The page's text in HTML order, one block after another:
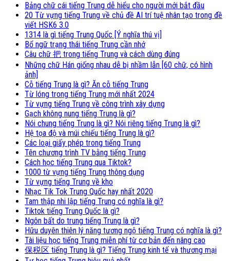
Bảng chữ cái tiếng Trung dễ hiểu cho người mới bắt đầu
20 Từ vựng tiếng Trung về chủ đề AI trí tuệ nhân tạo trong đề
viết HSK6 3.0
1314 là gì tiếng Trung Quốc [Ý nghĩa thú vị]
Bổ ngữ trạng thái tiếng Trung cần nhớ
Câu chữ 把 trong tiếng Trung và cách dùng đúng
Những chữ Hán giống nhau dễ bị nhầm lẫn [60 chữ, có hình
ảnh]
Cỗ tiếng Trung là gì? Ăn cỗ tiếng Trung
Từ lóng trong tiếng Trung mới nhất 2024
Từ vựng tiếng Trung về công trình xây dựng
Gạch không nung tiếng Trung là gì?
Nói chung tiếng Trung là gì? Nói riêng tiếng Trung là gì?
Hệ tọa độ và múi chiếu tiếng Trung là gì?
Các loại giấy phép trong tiếng Trung
Tên chương trình TV bằng tiếng Trung
Cách học tiếng Trung qua Tiktok?
1000 từ vựng tiếng Trung thông dụng
Từ vựng tiếng Trung về kho
Nhạc Tik Tok Trung Quốc hay nhất 2020
Tam thập nhi lập tiếng Trung có nghĩa là gì?
Tiktok tiếng Trung Quốc là gì?
Ngôn bất do trung tiếng Trung là gì?
Hữu duyên thiên lý năng tương ngộ tiếng Trung có nghĩa là gì?
Tài liệu học tiếng Trung miễn phí từ cơ bản đến nâng cao
保税区 tiếng Trung là gì? Tiếng Trung kinh tế và thương mại